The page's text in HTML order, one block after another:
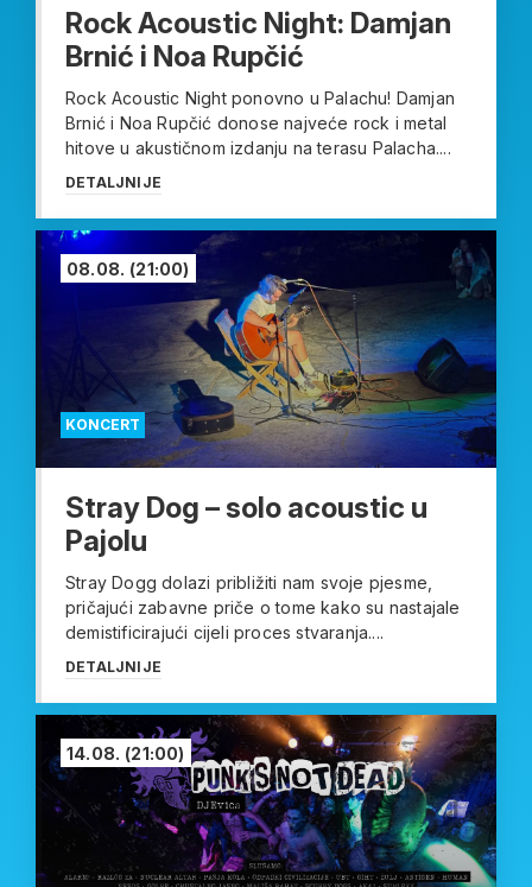
Rock Acoustic Night: Damjan
Brnić i Noa Rupčić
Rock Acoustic Night ponovno u Palachu! Damjan
Brnić i Noa Rupčić donose najveće rock i metal
hitove u akustičnom izdanju na terasu Palacha....
DETALJNIJE
KONCERT
08.08. (21:00)
Stray Dog – solo acoustic u
Pajolu
Stray Dogg dolazi približiti nam svoje pjesme,
pričajući zabavne priče o tome kako su nastajale
demistificirajući cijeli proces stvaranja....
DETALJNIJE
14.08. (21:00)